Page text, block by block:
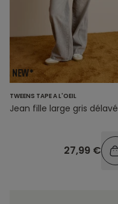
TWEENS TAPE A L'OEIL
Jean fille large gris délavé
27,99 €